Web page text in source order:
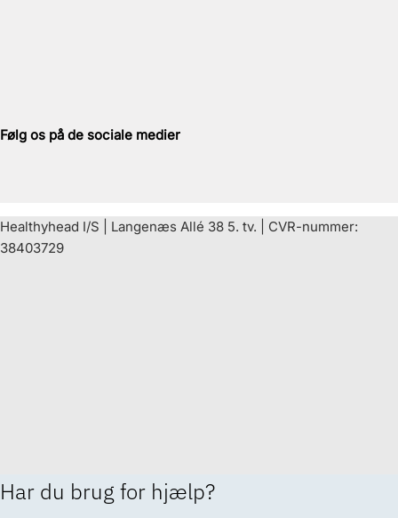
Følg os på de sociale medier
Healthyhead I/S | Langenæs Allé 38 5. tv. | CVR-nummer:
38403729
Har du brug for hjælp?